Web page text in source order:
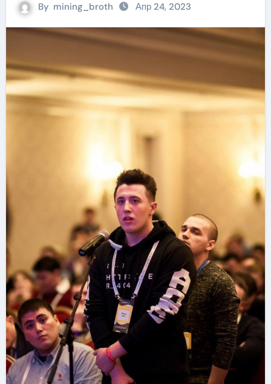
By mining_broth Апр 24, 2023